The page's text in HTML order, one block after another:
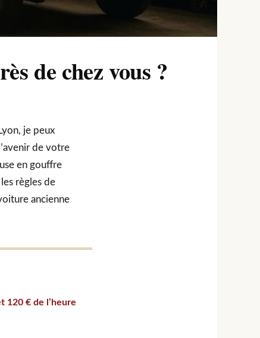
de chez vous ?
je peux
de votre
en gouffre
règles de
ancienne
120 € de l’heure